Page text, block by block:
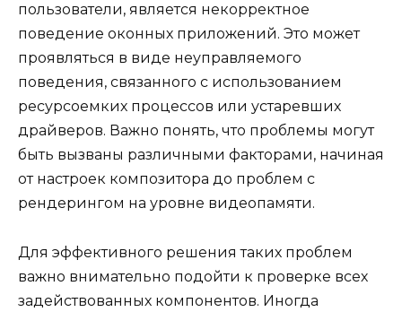
пользователи, является некорректное
поведение оконных приложений. Это может
проявляться в виде неуправляемого
поведения, связанного с использованием
ресурсоемких процессов или устаревших
драйверов. Важно понять, что проблемы могут
быть вызваны различными факторами, начиная
от настроек композитора до проблем с
рендерингом на уровне видеопамяти.
Для эффективного решения таких проблем
важно внимательно подойти к проверке всех
задействованных компонентов. Иногда